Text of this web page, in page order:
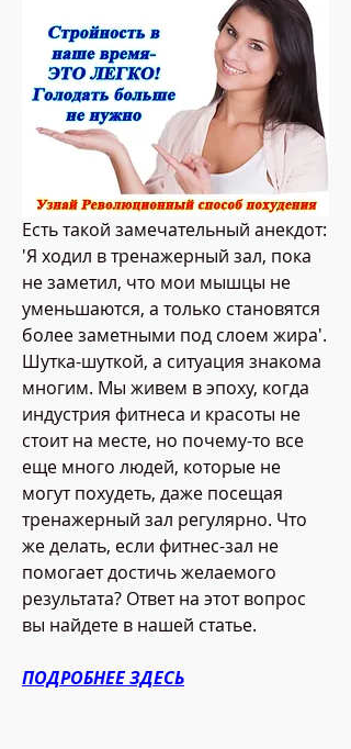
Есть такой замечательный анекдот:
'Я ходил в тренажерный зал, пока
не заметил, что мои мышцы не
уменьшаются, а только становятся
более заметными под слоем жира'.
Шутка-шуткой, а ситуация знакома
многим. Мы живем в эпоху, когда
индустрия фитнеса и красоты не
стоит на месте, но почему-то все
еще много людей, которые не
могут похудеть, даже посещая
тренажерный зал регулярно. Что
же делать, если фитнес-зал не
помогает достичь желаемого
результата? Ответ на этот вопрос
вы найдете в нашей статье.
ПОДРОБНЕЕ ЗДЕСЬ